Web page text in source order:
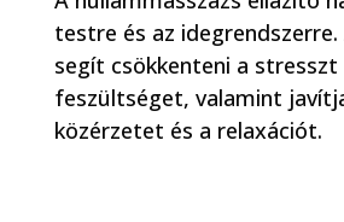
testre és az idegrendszerre.
segít csökkenteni a stresszt
feszültséget, valamint
közérzetet és a relaxációt.